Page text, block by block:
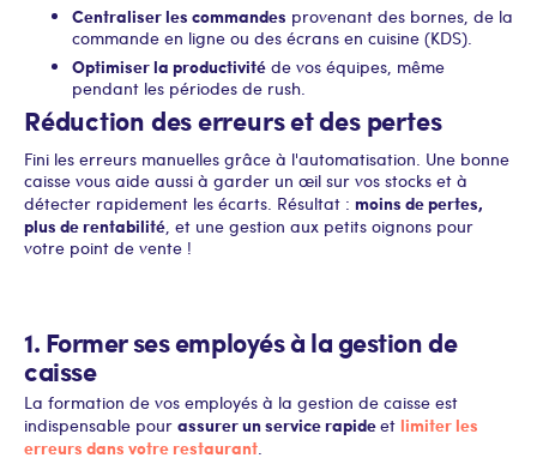
Centraliser les commandes provenant des bornes, de la
commande en ligne ou des écrans en cuisine (KDS).
Optimiser la productivité de vos équipes, même
pendant les périodes de rush.
Réduction des erreurs et des pertes
Fini les erreurs manuelles grâce à l'automatisation. Une bonne
caisse vous aide aussi à garder un œil sur vos stocks et à
détecter rapidement les écarts. Résultat : moins de pertes,
plus de rentabilité , et une gestion aux petits oignons pour
votre point de vente !
1. Former ses employés à la gestion de
caisse
La formation de vos employés à la gestion de caisse est
indispensable pour assurer un service rapideet limiter les
erreurs dans votre restaurant